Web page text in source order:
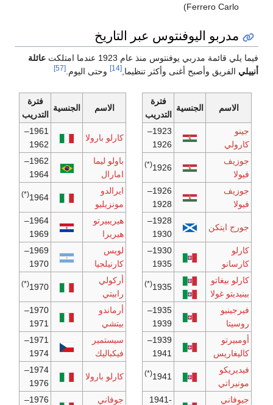
Ferrero Carlo
)
مدربو اليوفنتوس عبر التاريخ
يلي قائمة مدربي يوفنتوس منذ عام 1923 عندما امتلكت
عائلة
الفريق وأصبح أغنى وأكثر تنظيما, وحتى اليوم.
الجنسية
التدريب
كارولي
1923–
1926
جوزيف
1926
(*)
جوزيف
1926–
1928
جورج ايتكن
1928–
1930
كارسانو
1930–
1935
كارلو بيغاتو
بينيديتو غولا
1935
(*)
فيرجينيو
روسيتا
1935–
1939
أومبيرتو
كاليغاريس
1939–
1941
فيديريكو
مونيراتي
1941
(*)
جيوفاني 1941-
الجنسية
التدريب
كارلو بارولا
1961–
1962
باولو ليما
امارال
1962–
1964
ايرالدو
مونزيليو
(*)
هيريبيرتو
هيريرا
1964–
1969
كارنيلجيا
1969–
1970
أركولي
(*)
أرماندو
بيتشي
1970–
1971
سيستمير
فيكباليك
1971–
1974
كارلو بارولا
1974–
1976
جوفاني
1976–